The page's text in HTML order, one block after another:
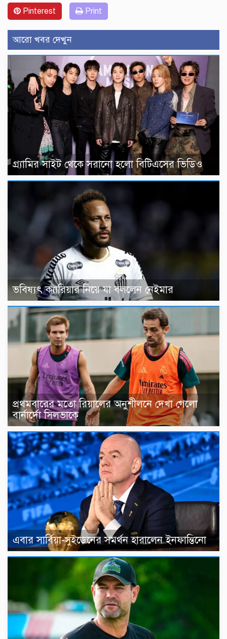
Pinterest Print
আরো খবর দেখুন
গ্র্যামির সাইট থেকে সরানো হলো বিটিএসের ভিডিও
ভবিষ্যৎ ক্যারিয়ার নিয়ে যা বললেন নেইমার
প্রথমবারের মতো রিয়ালের অনুশীলনে দেখা গেলো
বার্নার্দো সিলভাকে
এবার সার্বিয়া-সুইডেনের সমর্থন হারালেন ইনফান্তিনো